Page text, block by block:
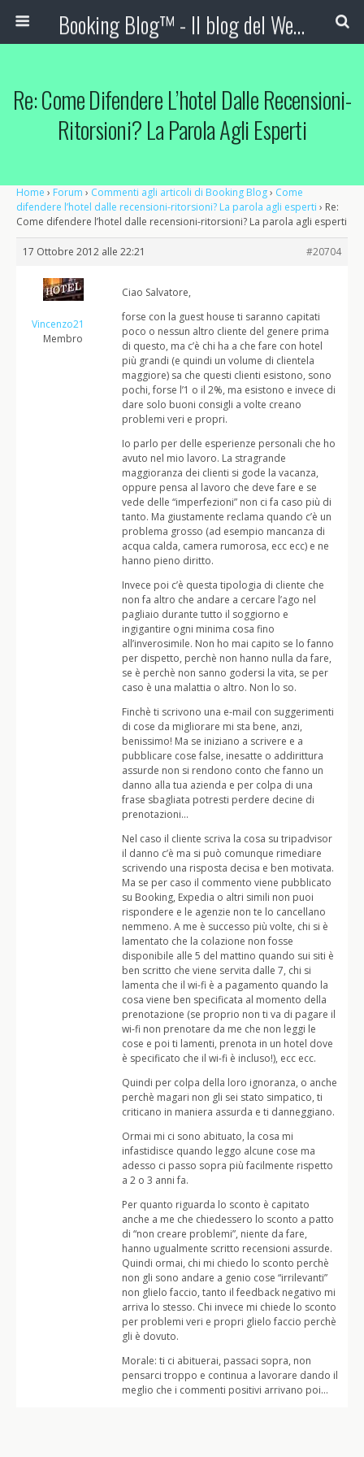
Booking Blog™ - Il blog del Web Marketing Turistico
Re: Come Difendere L’hotel Dalle Recensioni-
Ritorsioni? La Parola Agli Esperti
Home › Forum › Commenti agli articoli di Booking Blog› Come
difendere l’hotel dalle recensioni-ritorsioni? La parola agli esperti › Re:
Come difendere l’hotel dalle recensioni-ritorsioni? La parola agli esperti
17 Ottobre 2012 alle 22:21 #20704
Vincenzo21
Membro
Ciao Salvatore,
forse con la guest house ti saranno capitati
poco o nessun altro cliente del genere prima
di questo, ma c’è chi ha a che fare con hotel
più grandi (e quindi un volume di clientela
maggiore) sa che questi clienti esistono, sono
pochi, forse l’1 o il 2%, ma esistono e invece di
dare solo buoni consigli a volte creano
problemi veri e propri.
Io parlo per delle esperienze personali che ho
avuto nel mio lavoro. La stragrande
maggioranza dei clienti si gode la vacanza,
oppure pensa al lavoro che deve fare e se
vede delle “imperfezioni” non ci fa caso più di
tanto. Ma giustamente reclama quando c’è un
problema grosso (ad esempio mancanza di
acqua calda, camera rumorosa, ecc ecc) e ne
hanno pieno diritto.
Invece poi c’è questa tipologia di cliente che
non fa altro che andare a cercare l’ago nel
pagliaio durante tutto il soggiorno e
ingigantire ogni minima cosa fino
all’inverosimile. Non ho mai capito se lo fanno
per dispetto, perchè non hanno nulla da fare,
se è perchè non sanno godersi la vita, se per
caso è una malattia o altro. Non lo so.
Finchè ti scrivono una e-mail con suggerimenti
di cose da migliorare mi sta bene, anzi,
benissimo! Ma se iniziano a scrivere e a
pubblicare cose false, inesatte o addirittura
assurde non si rendono conto che fanno un
danno alla tua azienda e per colpa di una
frase sbagliata potresti perdere decine di
prenotazioni…
Nel caso il cliente scriva la cosa su tripadvisor
il danno c’è ma si può comunque rimediare
scrivendo una risposta decisa e ben motivata.
Ma se per caso il commento viene pubblicato
su Booking, Expedia o altri simili non puoi
rispondere e le agenzie non te lo cancellano
nemmeno. A me è successo più volte, chi si è
lamentato che la colazione non fosse
disponibile alle 5 del mattino quando sui siti è
ben scritto che viene servita dalle 7, chi si
lamenta che il wi-fi è a pagamento quando la
cosa viene ben specificata al momento della
prenotazione (se proprio non ti va di pagare il
wi-fi non prenotare da me che non leggi le
cose e poi ti lamenti, prenota in un hotel dove
è specificato che il wi-fi è incluso!), ecc ecc.
Quindi per colpa della loro ignoranza, o anche
perchè magari non gli sei stato simpatico, ti
criticano in maniera assurda e ti danneggiano.
Ormai mi ci sono abituato, la cosa mi
infastidisce quando leggo alcune cose ma
adesso ci passo sopra più facilmente rispetto
a 2 o 3 anni fa.
Per quanto riguarda lo sconto è capitato
anche a me che chiedessero lo sconto a patto
di “non creare problemi”, niente da fare,
hanno ugualmente scritto recensioni assurde.
Quindi ormai, chi mi chiedo lo sconto perchè
non gli sono andare a genio cose “irrilevanti”
non glielo faccio, tanto il feedback negativo mi
arriva lo stesso. Chi invece mi chiede lo sconto
per problemi veri e propri glielo faccio perchè
gli è dovuto.
Morale: ti ci abituerai, passaci sopra, non
pensarci troppo e continua a lavorare dando il
meglio che i commenti positivi arrivano poi…